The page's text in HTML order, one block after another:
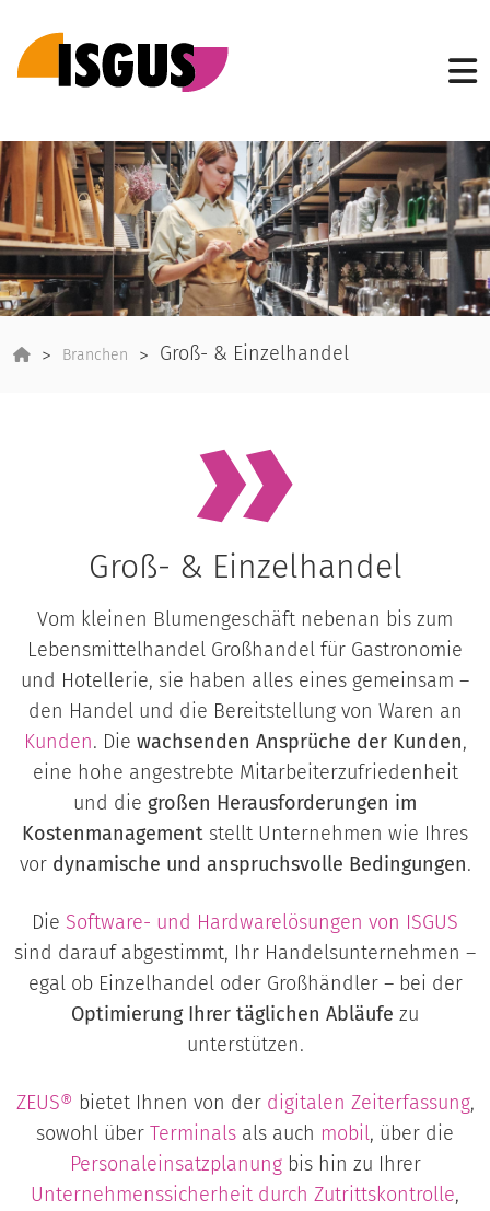
Branchen Groß- & Einzelhandel
Groß- & Einzelhandel
Vom kleinen Blumengeschäft nebenan bis zum
Lebensmittelhandel Großhandel für Gastronomie
und Hotellerie, sie haben alles eines gemeinsam –
den Handel und die Bereitstellung von Waren an
Kunden. Die wachsenden Ansprüche der Kunden,
eine hohe angestrebte Mitarbeiterzufriedenheit
und die großen Herausforderungen im
Kostenmanagement stellt Unternehmen wie Ihres
vor dynamische und anspruchsvolle Bedingungen.
Die Software- und Hardwarelösungen von ISGUS
sind darauf abgestimmt, Ihr Handelsunternehmen –
egal ob Einzelhandel oder Großhändler – bei der
Optimierung Ihrer täglichen Abläufe zu
unterstützen.
ZEUS® bietet Ihnen von der digitalen Zeiterfassung,
sowohl über Terminals als auch mobil, über die
Personaleinsatzplanungbis hin zu Ihrer
Unternehmenssicherheit durch Zutrittskontrolle,